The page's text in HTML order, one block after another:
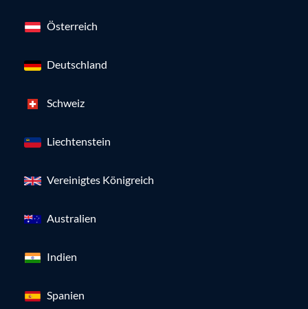
Österreich
Deutschland
Schweiz
Liechtenstein
Vereinigtes Königreich
Australien
Indien
Spanien